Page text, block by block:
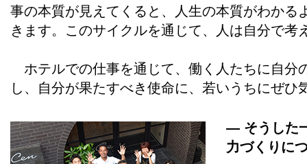
事の本質が見えてくると、人生の本質がわかる
きます。このサイクルを通じて、人は自分で考
ホテルでの仕事を通じて、働く人たちに自分
し、自分が果たすべき使命に、若いうちにぜひ
― そうした
力づくりに